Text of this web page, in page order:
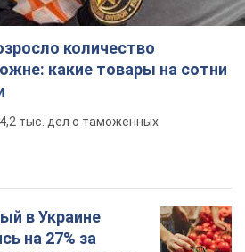
количество
какие товары на сотни
тыс. дел о таможенных
в Украине
на 27% за